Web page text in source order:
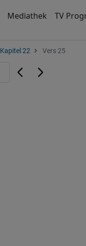
Mediathek TV
Kapitel 22 Vers 25